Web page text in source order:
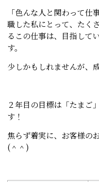
「色んな人と関わって
職した私にとって、たく
るこの仕事は、目指して
す。
少しかもしれませんが、
２年目の目標は「たまご
す！
焦らず着実に、お客様の
(＾＾)